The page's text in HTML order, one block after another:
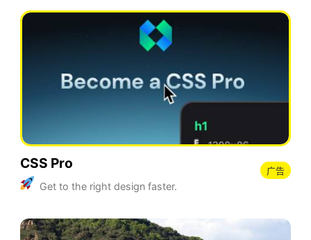
CSS Pro
Get to the right design faster.
广告